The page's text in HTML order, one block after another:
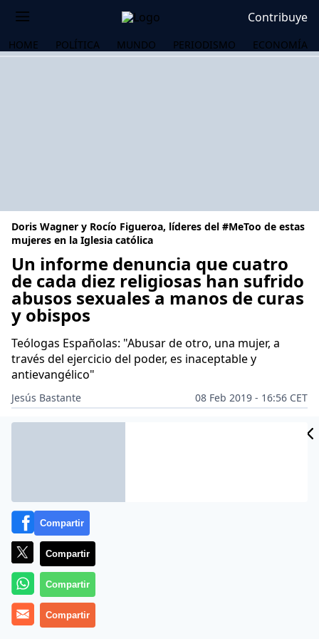
Contribuye
HOME POLÍTICA MUNDO PERIODISMO ECONOMÍA
Doris Wagner y Rocío Figueroa, líderes del #MeToo de estas
mujeres en la Iglesia católica
Un informe denuncia que cuatro
de cada diez religiosas han sufrido
abusos sexuales a manos de curas
y obispos
Teólogas Españolas: "Abusar de otro, una mujer, a
través del ejercicio del poder, es inaceptable y
antievangélico"
Jesús Bastante
08 Feb 2019 - 16:56 CET
Archivado en: IGLESIA CATÓLICA
Compartir
Compartir
Compartir
Compartir